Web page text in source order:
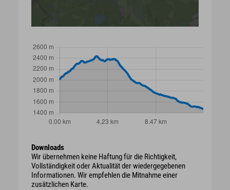
Downloads
Wir übernehmen keine Haftung für die Richtigkeit,
Vollständigkeit oder Aktualität der wiedergegebenen
Informationen. Wir empfehlen die Mitnahme einer
zusätzlichen Karte.